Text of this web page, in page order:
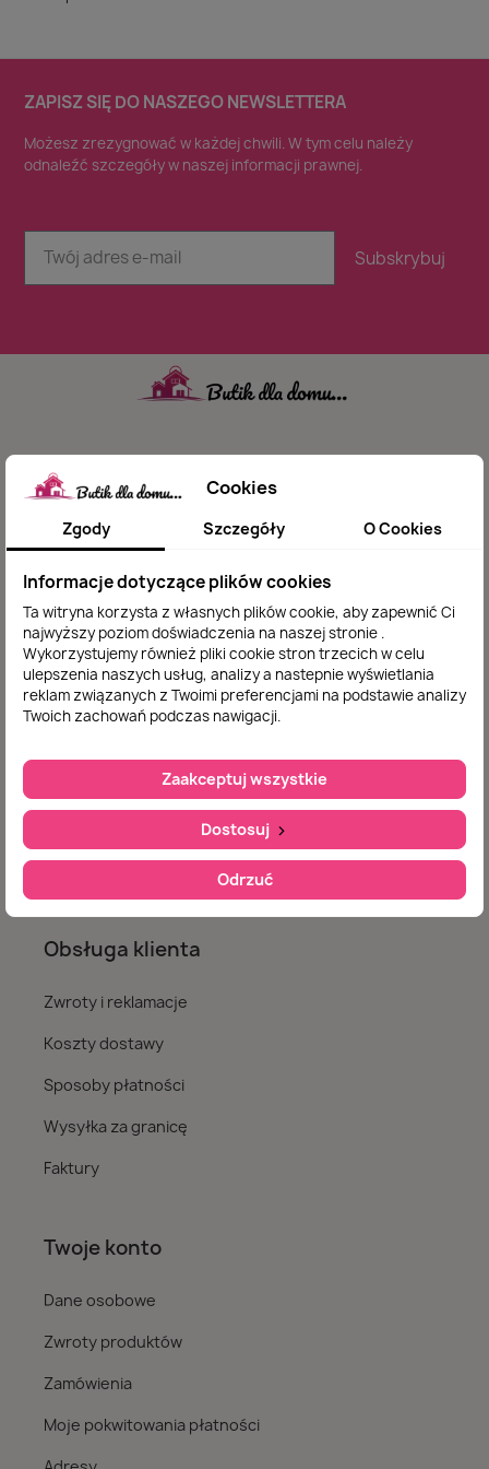
ZAPISZ SIĘ DO NASZEGO NEWSLETTERA
Możesz zrezygnować w każdej chwili. W tym celu należy
odnaleźć szczegóły w naszej informacji prawnej.
Subskrybuj
Zadowolenie naszego klienta jest dla nas sprawą
najważniejszą dlatego indywidualnie podchodzimy
do każdego zamówienia .
Nasz sklep
Jak zamawiać
O nas
Obsługa klienta
Zwroty i reklamacje
Koszty dostawy
Sposoby płatności
Wysyłka za granicę
Faktury
Twoje konto
Dane osobowe
Zwroty produktów
Zamówienia
Moje pokwitowania płatności
Cookies
Zgody Szczegóły O Cookies
Informacje dotyczące plików cookies
Ta witryna korzysta z własnych plików cookie, aby zapewnić Ci
najwyższy poziom doświadczenia na naszej stronie .
Wykorzystujemy również pliki cookie stron trzecich w celu
ulepszenia naszych usług, analizy a nastepnie wyświetlania
reklam związanych z Twoimi preferencjami na podstawie analizy
Twoich zachowań podczas nawigacji.
Odrzuć
Dostosuj
Zaakceptuj wszystkie